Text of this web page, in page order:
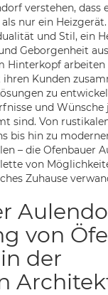
verstehen, dass
nur ein
und Stil, ein
Geborgenheit
Hinterkopf arbeiten
Kunden
zu
und Wünsche
sind. Von
bis hin zu
– die Ofenbauer
von
Zuhause
von
der